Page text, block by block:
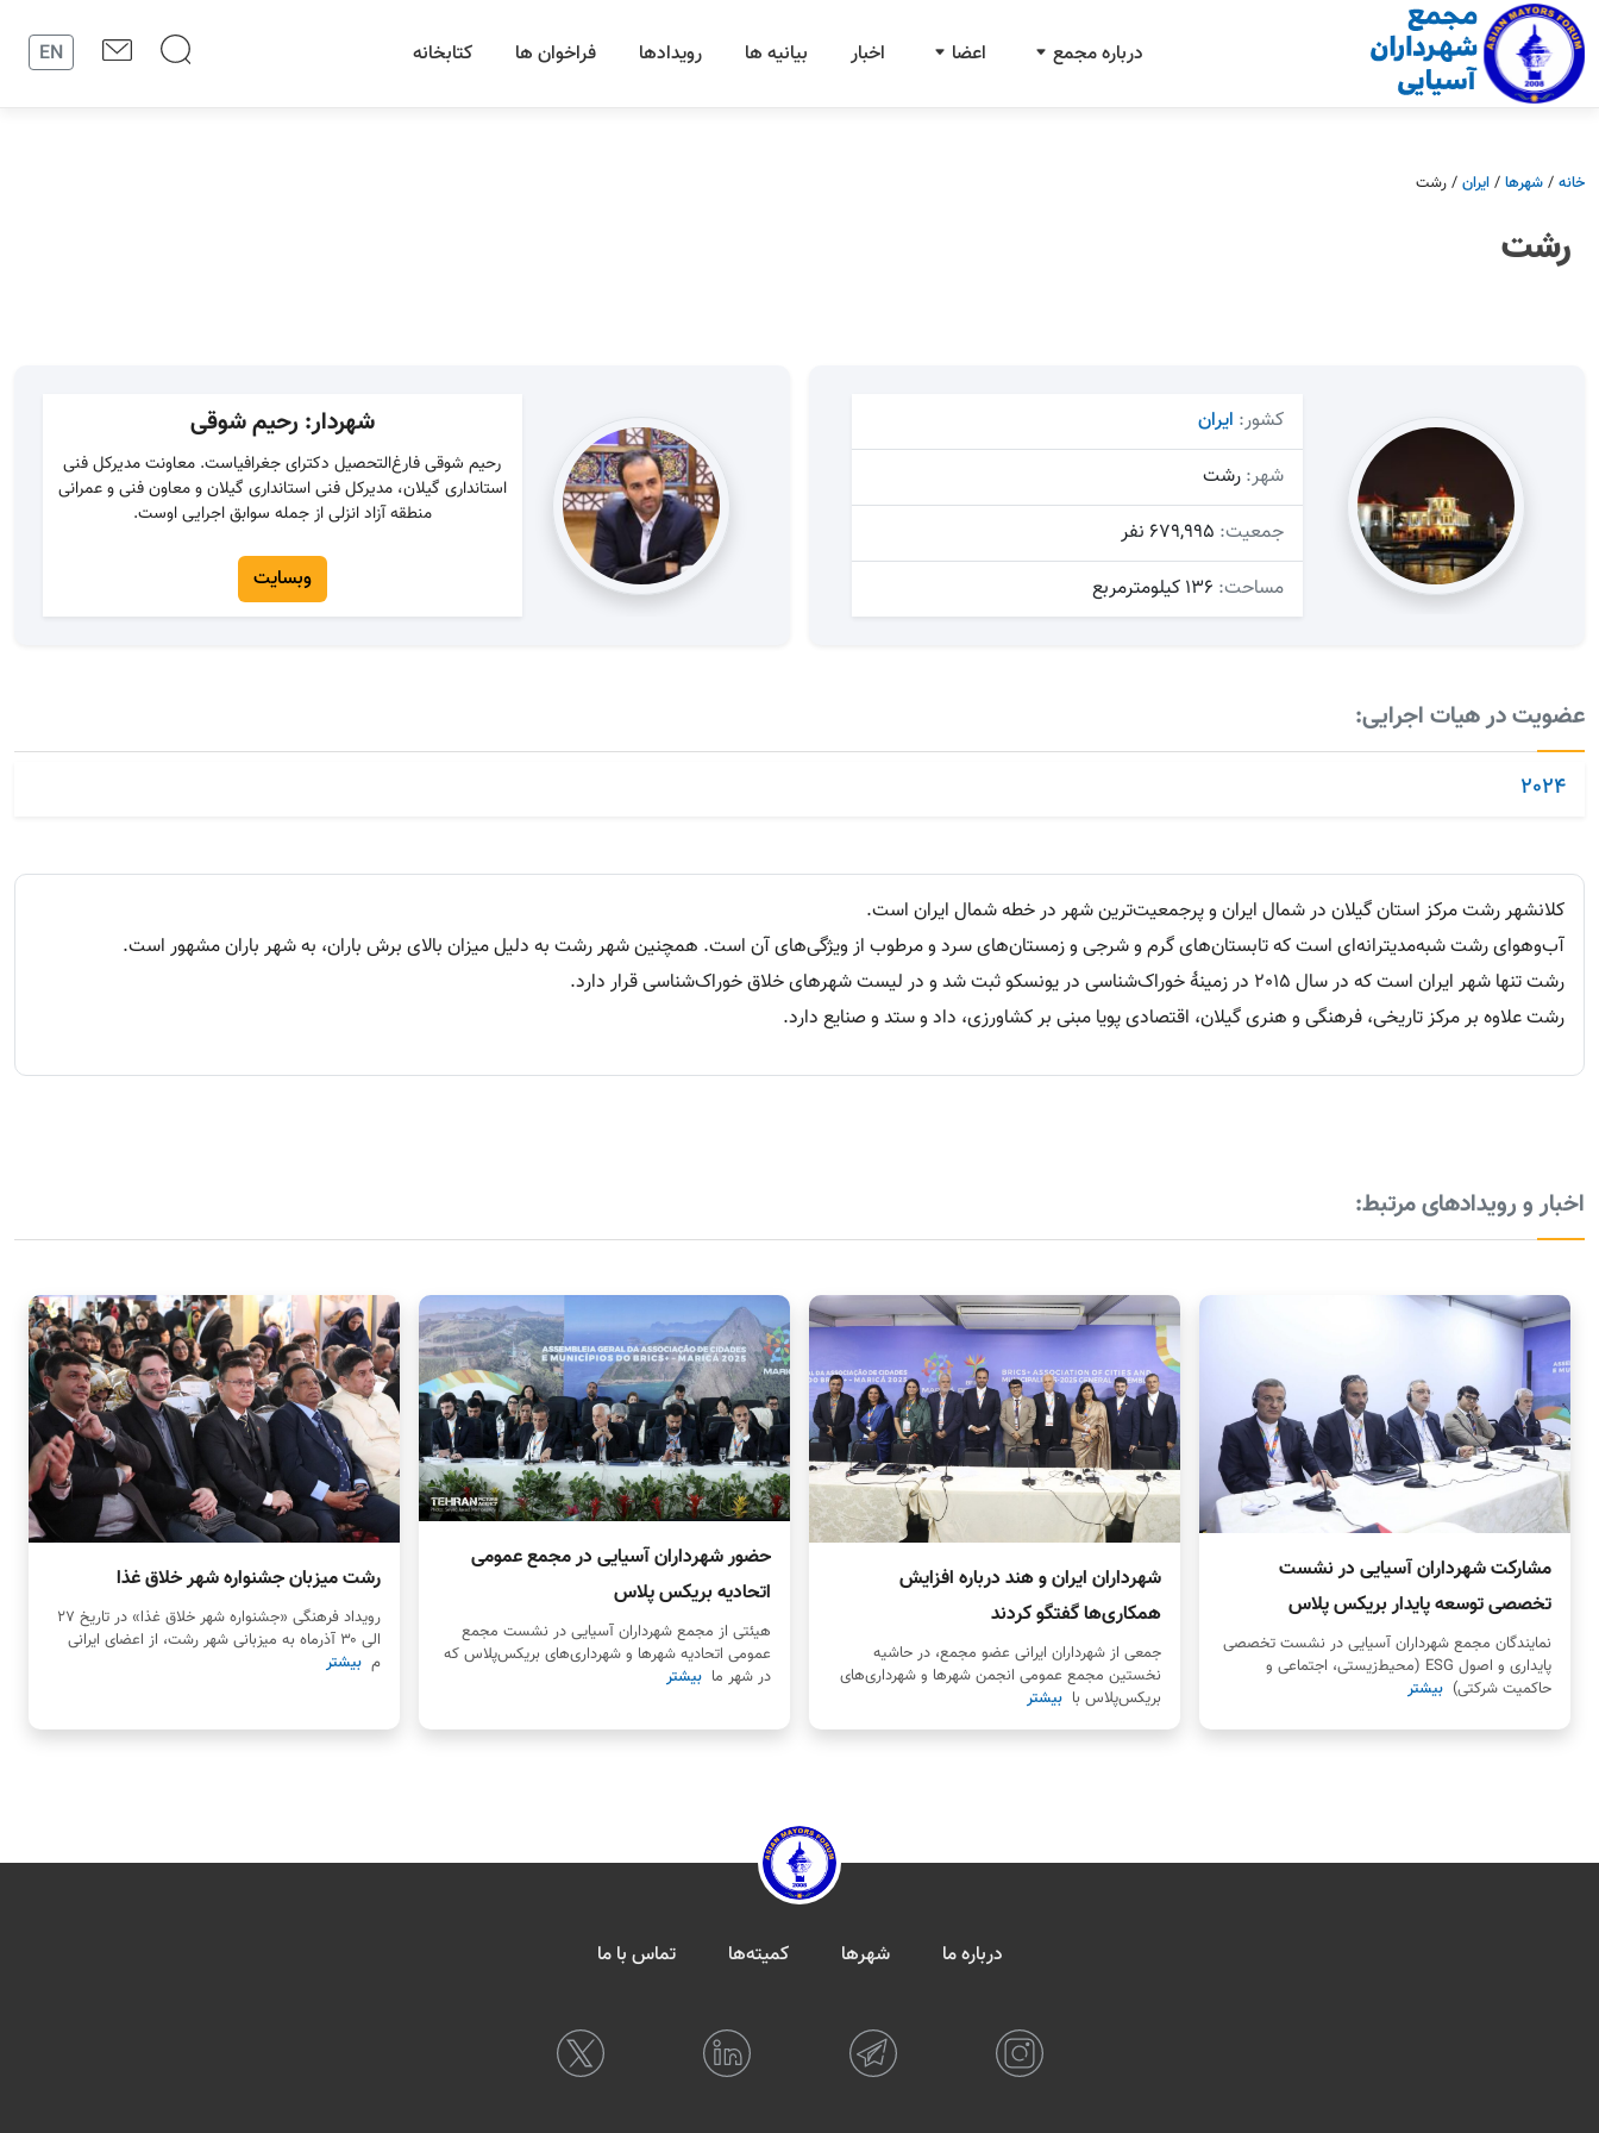
درباره مجمع اعضا اخبار بیانیه ها رویدادها فراخوان ها کتابخانه EN
خانه / شهرها / ایران / رشت
رشت
کشور: ایران
شهر: رشت
جمعیت:
مساحت:
شهردار: رحیم شوقی
رحیم شوقی فارغ‌التحصیل دکترای جغرافیاست. معاونت مدیرکل فنی
استانداری گیلان، مدیرکل فنی استانداری گیلان و معاون فنی و عمرانی
منطقه آزاد انزلی از جمله سوابق اجرایی اوست.
وبسایت
عضویت در هیات اجرایی:
2024
کلانشهر رشت مرکز استان گیلان در شمال ایران و پرجمعیت‌ترین شهر در خطه شمال ایران است.
آب‌وهوای رشت شبه‌مدیترانه‌ای است که تابستان‌های گرم و شرجی و زمستان‌های سرد و مرطوب از ویژگی‌های آن است. همچنین شهر رشت به دلیل میزان بالای برش باران، به شهر باران مشهور است.
رشت تنها شهر ایران است که در سال 2015 در زمینهٔ خوراک‌شناسی در یونسکو ثبت شد و در لیست شهرهای خلاق خوراک‌شناسی قرار دارد.
رشت علاوه بر مرکز تاریخی، فرهنگی و هنری گیلان، اقتصادی پویا مبنی بر کشاورزی، داد و ستد و صنایع دارد.
اخبار و رویدادهای مرتبط:
مشارکت شهرداران آسیایی در نشست
تخصصی توسعه پایدار بریکس پلاس
نمایندگان مجمع شهرداران آسیایی در نشست تخصصی
پایداری و اصول ESG (محیط‌زیستی، اجتماعی و
حاکمیت شرکتی) بیشتر
شهرداران ایران و هند درباره افزایش
همکاری‌ها گفتگو کردند
جمعی از شهرداران ایرانی عضو مجمع، در حاشیه
نخستین مجمع عمومی انجمن شهرها و شهرداری‌های
بریکس‌پلاس با بیشتر
حضور شهرداران آسیایی در مجمع عمومی
اتحادیه بریکس پلاس
هیئتی از مجمع شهرداران آسیایی در نشست مجمع
عمومی اتحادیه شهرها و شهرداری‌های بریکس‌پلاس که
در شهر ما بیشتر
رشت میزبان جشنواره شهر خلاق غذا
رویداد فرهنگی «جشنواره شهر خلاق غذا» در تاریخ ۲۷
الی ۳۰ آذرماه به میزبانی شهر رشت، از اعضای ایرانی
م بیشتر
درباره ما شهرها کمیته‌ها تماس با ما